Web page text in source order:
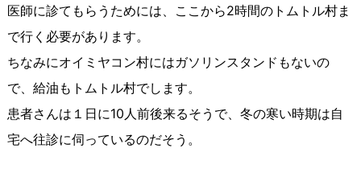
医師に診てもらうためには、ここから2時間のトムトル村ま
で行く必要があります。
ちなみにオイミヤコン村にはガソリンスタンドもないの
で、給油もトムトル村でします。
患者さんは１日に10人前後来るそうで、冬の寒い時期は自
宅へ往診に伺っているのだそう。